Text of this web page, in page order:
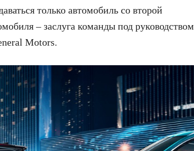
только автомобиль со второй
– заслуга команды под руководством
Motors.